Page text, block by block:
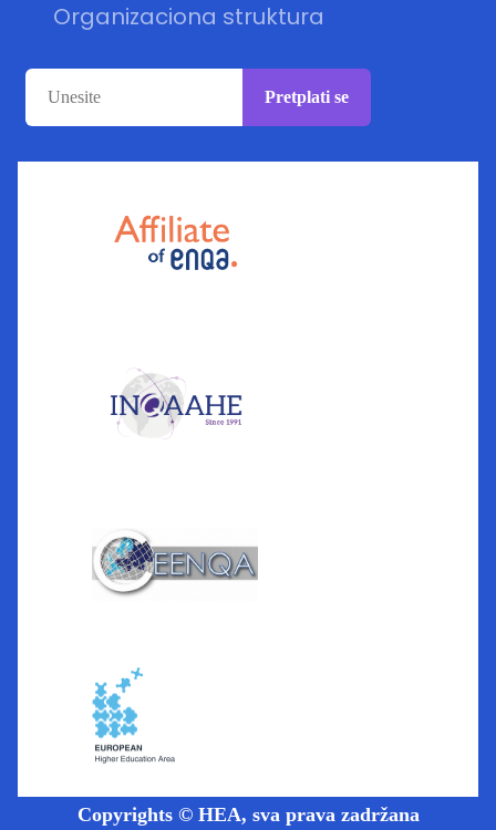
Organizaciona struktura
Pretplati se
Copyrights © HEA, sva prava zadržana